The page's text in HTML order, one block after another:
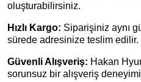
oluşturabilirsiniz.
Hızlı Kargo: Siparişiniz aynı
sürede adresinize teslim edilir.
Güvenli Alışveriş: Hakan
sorunsuz bir alışveriş